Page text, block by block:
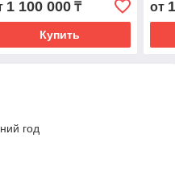
1 100 000₸
Купить
от
год